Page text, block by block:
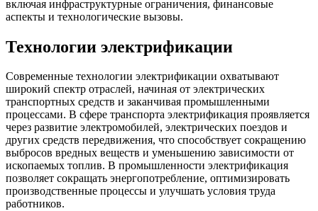
включая инфраструктурные ограничения, финансовые
аспекты и технологические вызовы.
Технологии электрификации
Современные технологии электрификации охватывают
широкий спектр отраслей, начиная от электрических
транспортных средств и заканчивая промышленными
процессами. В сфере транспорта электрификация проявляется
через развитие электромобилей, электрических поездов и
других средств передвижения, что способствует сокращению
выбросов вредных веществ и уменьшению зависимости от
ископаемых топлив. В промышленности электрификация
позволяет сокращать энергопотребление, оптимизировать
производственные процессы и улучшать условия труда
работников.